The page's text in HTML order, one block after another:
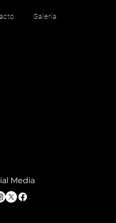
Galería
Media